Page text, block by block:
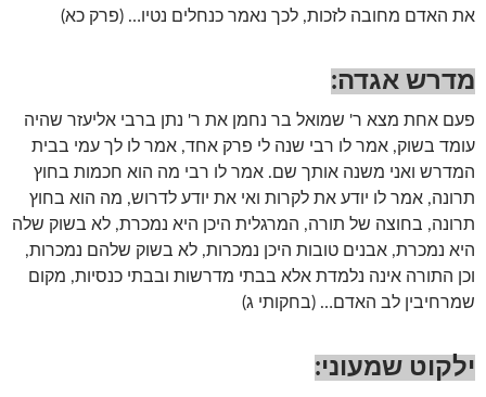
את האדם מחובה לזכות, לכך נאמר כנחלים נטיו… (פרק כא)
מדרש אגדה:
פעם אחת מצא ר' שמואל בר נחמן את ר' נתן ברבי אליעזר שהיה
עומד בשוק, אמר לו רבי שנה לי פרק אחד, אמר לו לך עמי בבית
המדרש ואני משנה אותך שם. אמר לו רבי מה הוא חכמות בחוץ
תרונה, אמר לו יודע את לקרות ואי את יודע לדרוש, מה הוא בחוץ
תרונה, בחוצה של תורה, המרגלית היכן היא נמכרת, לא בשוק שלה
היא נמכרת, אבנים טובות היכן נמכרות, לא בשוק שלהם נמכרות,
וכן התורה אינה נלמדת אלא בבתי מדרשות ובבתי כנסיות, מקום
שמרחיבין לב האדם… (בחקותי ג)
ילקוט שמעוני: